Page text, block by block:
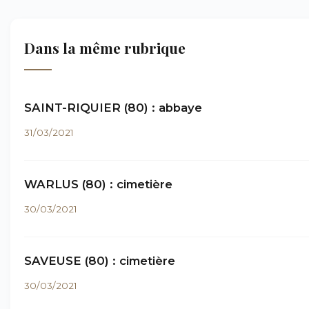
Dans la même rubrique
SAINT-RIQUIER (80) : abbaye
31/03/2021
WARLUS (80) : cimetière
30/03/2021
SAVEUSE (80) : cimetière
30/03/2021